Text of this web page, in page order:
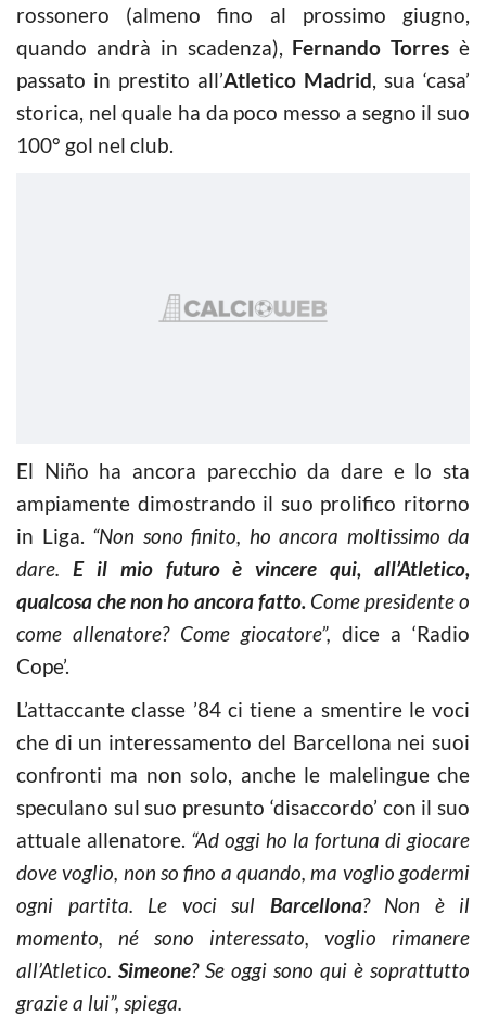
rossonero (almeno fino al prossimo giugno,
quando andrà in scadenza), Fernando Torres è
passato in prestito all’Atletico Madrid, sua ‘casa’
storica, nel quale ha da poco messo a segno il suo
100° gol nel club.
El Niño ha ancora parecchio da dare e lo sta
ampiamente dimostrando il suo prolifico ritorno
in Liga. “Non sono finito, ho ancora moltissimo da
dare. E il mio futuro è vincere qui, all’Atletico,
qualcosa che non ho ancora fatto.Come presidente o
come allenatore? Come giocatore”, dice a ‘Radio
Cope’.
L’attaccante classe ’84 ci tiene a smentire le voci
che di un interessamento del Barcellona nei suoi
confronti ma non solo, anche le malelingue che
speculano sul suo presunto ‘disaccordo’ con il suo
attuale allenatore. “Ad oggi ho la fortuna di giocare
dove voglio, non so fino a quando, ma voglio godermi
ogni partita. Le voci sul Barcellona? Non è il
momento, né sono interessato, voglio rimanere
all’Atletico. Simeone? Se oggi sono qui è soprattutto
grazie a lui”, spiega.